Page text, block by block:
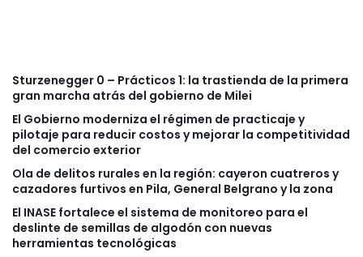
Sturzenegger 0 – Prácticos 1: la trastienda de la primera
gran marcha atrás del gobierno de Milei
El Gobierno moderniza el régimen de practicaje y
pilotaje para reducir costos y mejorar la competitividad
del comercio exterior
Ola de delitos rurales en la región: cayeron cuatreros y
cazadores furtivos en Pila, General Belgrano y la zona
El INASE fortalece el sistema de monitoreo para el
deslinte de semillas de algodón con nuevas
herramientas tecnológicas